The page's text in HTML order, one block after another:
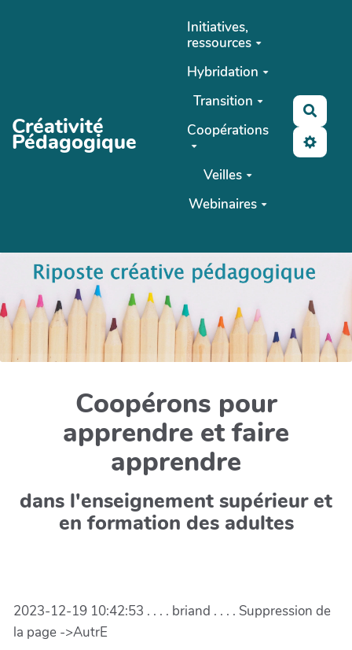
Créativité
Pédagogique
Initiatives,
ressources
Hybridation
Transition
Coopérations
Veilles
Webinaires
Coopérons pour
apprendre et faire
apprendre
dans l'enseignement supérieur et
en formation des adultes
2023-12-19 10:42:53 . . . . briand . . . . Suppression de
la page ->AutrE